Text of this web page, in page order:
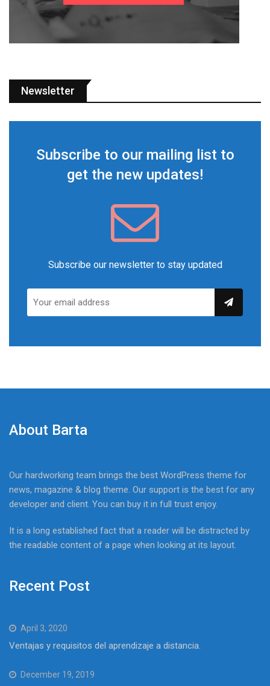
Newsletter
Subscribe to our mailing list to
get the new updates!
Subscribe our newsletter to stay updated
About Barta
Our hardworking team brings the best WordPress theme for
news, magazine & blog theme. Our support is the best for any
developer and client. You can buy it in full trust enjoy.
It is a long established fact that a reader will be distracted by
the readable content of a page when looking at its layout.
Recent Post
April 3, 2020
Ventajas y requisitos del aprendizaje a distancia.
December 19, 2019